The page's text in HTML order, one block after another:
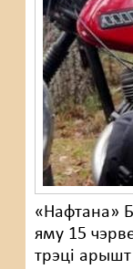
«Нафтана»
яму 15
трэці арышт